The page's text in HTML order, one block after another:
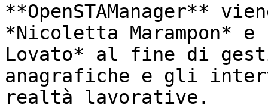
**OpenSTAManager**
*Nicoletta Marampon*
Lovato* al fine di
anagrafiche e gli
realtà lavorative.